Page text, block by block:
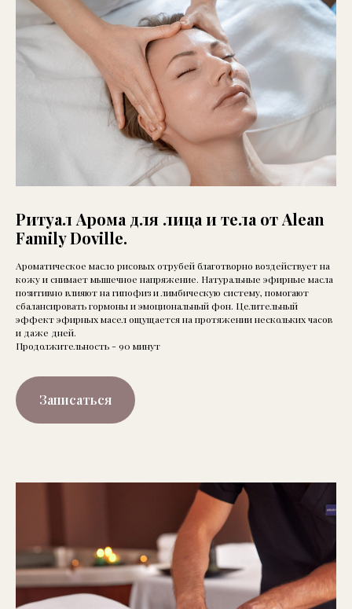
Ритуал Арома для лица и тела от Alean
Family Doville.
Ароматическое масло рисовых отрубей благотворно воздействует на
кожу и снимает мышечное напряжение. Натуральные эфирные масла
позитивно влияют на гипофиз и лимбическую систему, помогают
сбалансировать гормоны и эмоциональный фон. Целительный
эффект эфирных масел ощущается на протяжении нескольких часов
и даже дней.
Продолжительность - 90 минут
Записаться